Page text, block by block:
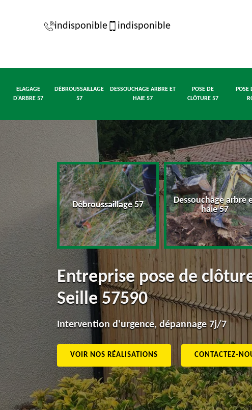
indisponible indisponible
ELAGAGE
D'ARBRE 57
DÉBROUSSAILLAGE
57
DESSOUCHAGE ARBRE ET
HAIE 57
POSE DE
CLÔTURE 57
POSE
57 Débroussaillage 57
Dessouchage arbre
haie 57
Entreprise pose de
Seille 57590
Intervention d'urgence, dépannage 7j/7
VOIR NOS RÉALISATIONS CONTACTEZ-